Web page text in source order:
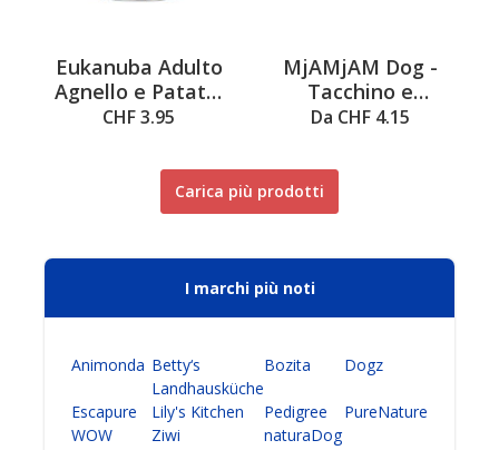
Eukanuba Adulto
Agnello e Patate,
400g
CHF 3.95
MjAMjAM Dog -
Tacchino e
carotine in lattina
Da CHF 4.15
Carica più prodotti
I marchi più noti
Animonda Betty‘s
Landhausküche
Bozita Dogz
Escapure Lily's Kitchen Pedigree
PureNature
WOW
Ziwi naturaDog